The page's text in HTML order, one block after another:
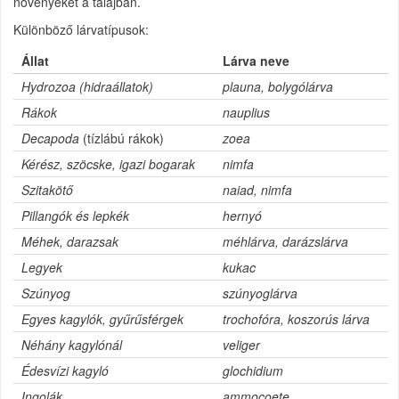
Különböző lárvatípusok:
Állat
Lárva neve
Hydrozoa (hidraállatok)
plauna, bolygólárva
Rákok
nauplius
Decapoda (tízlábú rákok)
zoea
Kérész, szöcske, igazi bogarak
nimfa
Szitakötő
naiad, nimfa
Pillangók és lepkék
hernyó
Méhek, darazsak
méhlárva, darázslárva
Legyek
kukac
Szúnyog
szúnyoglárva
Egyes kagylók, gyűrűsférgek
trochofóra, koszorús lárva
Néhány kagylónál
veliger
Édesvízi kagyló
glochidium